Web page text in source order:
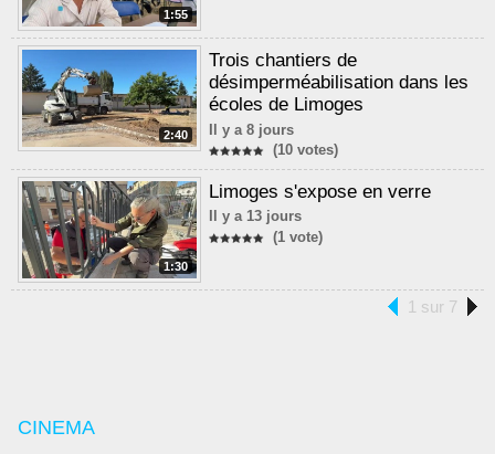
1:55
2:40
Trois chantiers de
désimperméabilisation dans les
écoles de Limoges
Il y a 8 jours
(10 votes)
1:30
Limoges s'expose en verre
Il y a 13 jours
(1 vote)
1 sur 7
CINEMA